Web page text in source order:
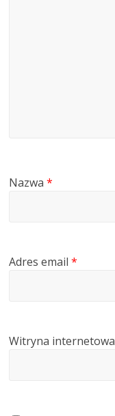
Nazwa*
Adres email*
Witryna internetowa